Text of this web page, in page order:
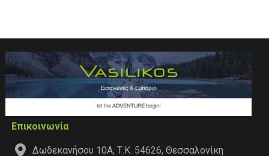
Επικοινωνία
Δωδεκανήσου 10Α, Τ.Κ. 54626, Θεσσαλονίκη